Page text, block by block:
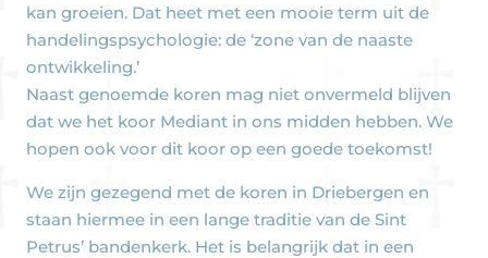
kan groeien. Dat heet met een mooie term uit de
handelingspsychologie: de ‘zone van de naaste
ontwikkeling.’
Naast genoemde koren mag niet onvermeld blijven
dat we het koor Mediant in ons midden hebben. We
hopen ook voor dit koor op een goede toekomst!
We zijn gezegend met de koren in Driebergen en
staan hiermee in een lange traditie van de Sint
Petrus’ bandenkerk. Het is belangrijk dat in een